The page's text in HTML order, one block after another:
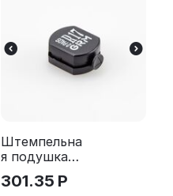
Штемпельна
я подушка
для GRM R17
2Pads, синяя
301.35 Р